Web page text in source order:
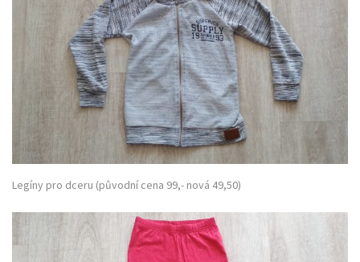
Legíny pro dceru (původní cena 99,- nová 49,50)